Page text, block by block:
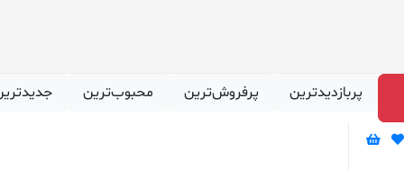
پربازدیدترین پرفروش‌ترین محبوب‌ترین